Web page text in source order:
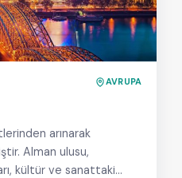
AVRUPA
arınarak
Alman ulusu,
kültür ve sanattaki